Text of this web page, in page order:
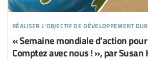
réaliser l’objectif de développement
« Semaine mondiale d’action
Comptez avec nous ! », par Susan